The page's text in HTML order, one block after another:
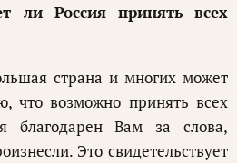
ли Россия принять всех
страна и многих может
что возможно принять всех
благодарен Вам за слова,
Это свидетельствует